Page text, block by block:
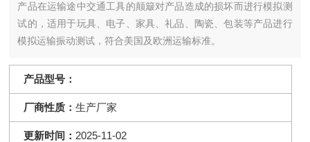
产品在运输途中交通工具的颠簸对产品造成的损坏而进行模拟测
试的，适用于玩具、电子、家具、礼品、陶瓷、包装等产品进行
模拟运输振动测试，符合美国及欧洲运输标准。
产品型号：
厂商性质：生产厂家
更新时间： 2025-11-02